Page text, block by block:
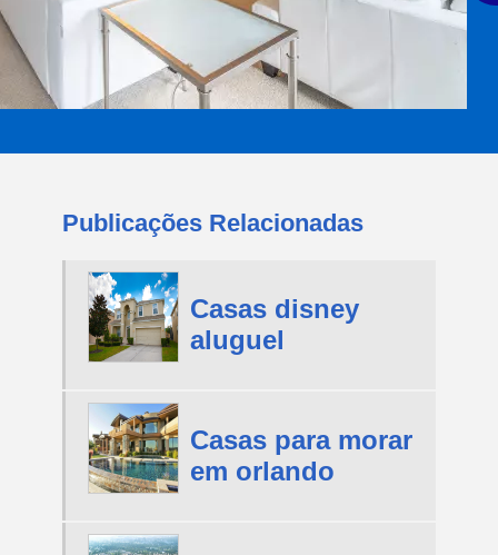
Publicações Relacionadas
Casas disney
aluguel
Casas para morar
em orlando